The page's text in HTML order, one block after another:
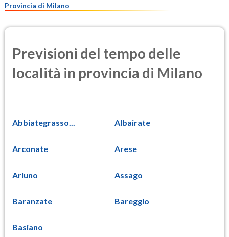
Provincia di Milano
Previsioni del tempo delle
località in provincia di Milano
Abbiategrasso... Albairate
Arconate Arese
Arluno Assago
Baranzate Bareggio
Basiano